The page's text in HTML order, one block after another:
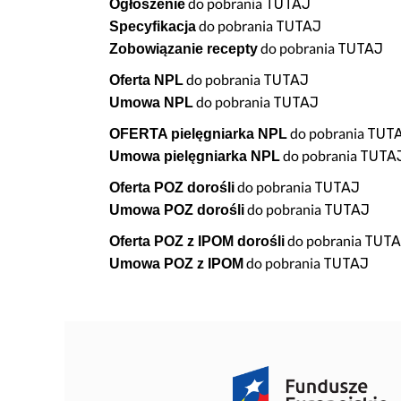
Bezpieczeństwo informacji
Sygnaliści
Kwartalnik
Karta Praw
Dokumenty do
Przygotowanie
Znieczulenie
Przygotowanie
Ogłoszenie TUTAJ
Specyfikacjado pobrania TUTAJ
Zobowiązanie receptydo pobrania TUTAJ
Oferta NPLdo pobrania TUTAJ
Umowa NPLdo pobrania TUTAJ
OFERTA pielęgniarka NPLdo pobrania
Umowa pielęgniarka NPLdo pobrania
Oferta POZ doroślido pobrania TUTAJ
Umowa POZ doroślido pobrania TUTAJ
Oferta POZ z IPOM doroślido pobrania
Umowa POZ z IPOM do pobrania TUTAJ